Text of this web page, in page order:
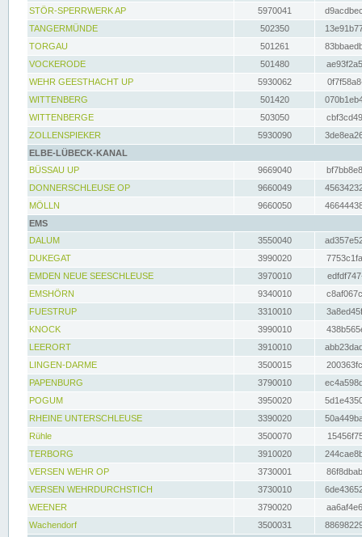
STÖR-SPERRWERK AP 5970041
TANGERMÜNDE
502350
TORGAU
501261
VOCKERODE
501480
WEHR GEESTHACHT UP
5930062
WITTENBERG
501420
WITTENBERGE
503050
ZOLLENSPIEKER
5930090
ELBE-LÜBECK-KANAL
BÜSSAU UP
9669040
DONNERSCHLEUSE OP
9660049
MÖLLN
9660050
EMS
DALUM
3550040
DUKEGAT
3990020
EMDEN NEUE SEESCHLEUSE
3970010
EMSHÖRN
9340010
FUESTRUP
3310010
KNOCK
3990010
LEERORT
3910010
LINGEN-DARME
3500015
PAPENBURG
3790010
POGUM
3950020
RHEINE UNTERSCHLEUSE
3390020
Rühle
3500070
TERBORG
3910020
VERSEN WEHR OP
3730001
VERSEN WEHRDURCHSTICH
3730010
WEENER
3790020
Wachendorf
3500031